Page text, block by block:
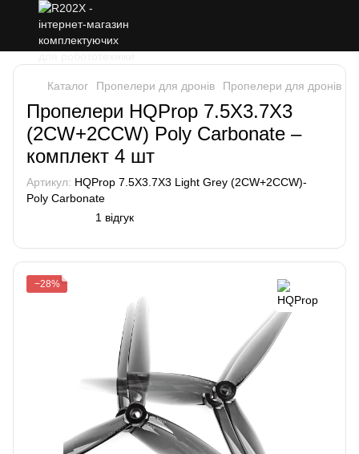
Каталог Пропелери для дронів Пропелери для дронів
Пропелери HQProp 7.5X3.7X3
(2CW+2CCW) Poly Carbonate –
комплект 4 шт
Артикул: HQProp 7.5X3.7X3 Light Grey (2CW+2CCW)-
Poly Carbonate
1 відгук
−28%